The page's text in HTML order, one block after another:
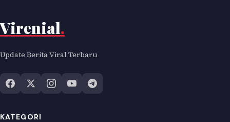
Virenial.
Update Berita Viral Terbaru
KATEGORI